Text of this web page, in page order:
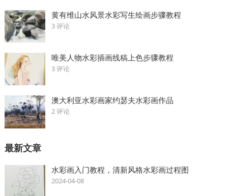
黄有维山水风景水彩写生绘画步骤教程
3 评论
唯美人物水彩插画线稿上色步骤教程
3 评论
澳大利亚水彩画家约瑟夫水彩画作品
2 评论
最新文章
水彩画入门教程，清新风格水彩画过程图
2024-04-08